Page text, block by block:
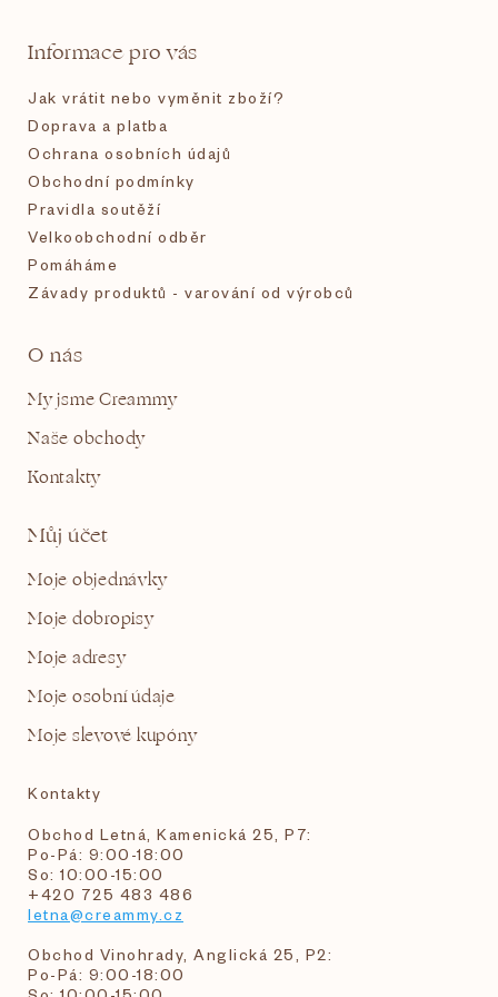
Informace pro vás
Jak vrátit nebo vyměnit zboží?
Doprava a platba
Ochrana osobních údajů
Obchodní podmínky
Pravidla soutěží
Velkoobchodní odběr
Pomáháme
Závady produktů - varování od výrobců
O nás
My jsme Creammy
Naše obchody
Kontakty
Můj účet
Moje objednávky
Moje dobropisy
Moje adresy
Moje osobní údaje
Moje slevové kupóny
Kontakty
Obchod Letná, Kamenická 25, P7:
Po-Pá: 9:00-18:00
So: 10:00-15:00
+420 725 483 486
letna@creammy.cz
Obchod Vinohrady, Anglická 25, P2:
Po-Pá: 9:00-18:00